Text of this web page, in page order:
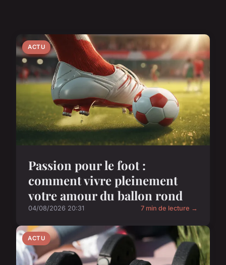
ACTU
Passion pour le foot :
comment vivre pleinement
votre amour du ballon rond
04/08/2026 20:31 7 min de lecture →
ACTU